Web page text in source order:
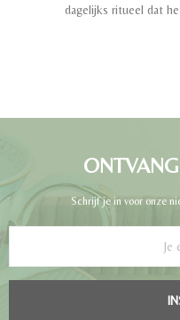
dagelijks ritueel dat
Schrijf je in voor onze